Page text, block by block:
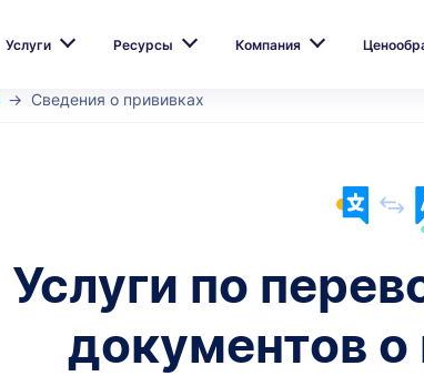
Услуги Ресурсы Компания
Сведения о прививках
Услуги по
документов